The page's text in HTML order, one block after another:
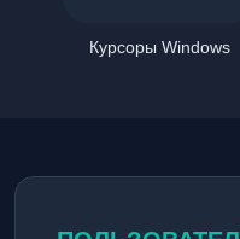
Курсоры Windows